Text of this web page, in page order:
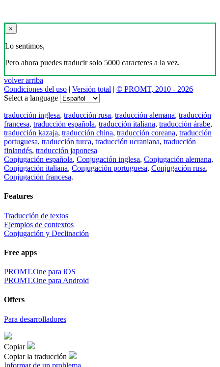
×
Lo sentimos,
Pero ahora puedes traducir solo 5000 caracteres a la vez.
volver arriba
Condiciones del uso | Versión total | © PROMT, 2010 - 2026
Select a language
traducción inglesa, traducción rusa, traducción alemana, traducción
francesa, traducción española, traducción italiana, traducción árabe,
traducción kazaja, traducción china, traducción coreana, traducción
portuguesa, traducción turca, traducción ucraniana, traducción
finlandés, traducción japonesa
Conjugación española, Conjugación inglesa, Conjugación alemana,
Conjugación italiana, Conjugación portuguesa, Conjugación rusa,
Conjugación francesa.
Features
Traducción de textos
Ejemplos de contextos
Conjugación y Declinación
Free apps
PROMT.One para iOS
PROMT.One para Android
Offers
Para desarrolladores
Copiar
Copiar la traducción
Informar de un problema